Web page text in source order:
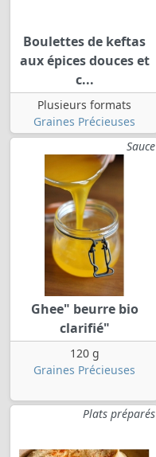
Boulettes de keftas
aux épices douces et
c...
Plusieurs formats
Graines Précieuses
Sauce
Ghee" beurre bio
clarifié"
120 g
Graines Précieuses
Plats préparés